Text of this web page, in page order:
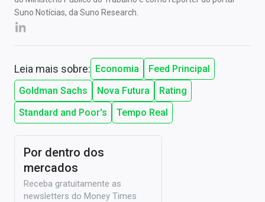
Suno Notícias, da Suno Research.
Leia mais sobre: Economia
Feed Principal
Goldman Sachs
Nova Futura
Rating
Standard and Poor's
Tempo Real
Por dentro dos
mercados
Receba gratuitamente as
newsletters do Money Times